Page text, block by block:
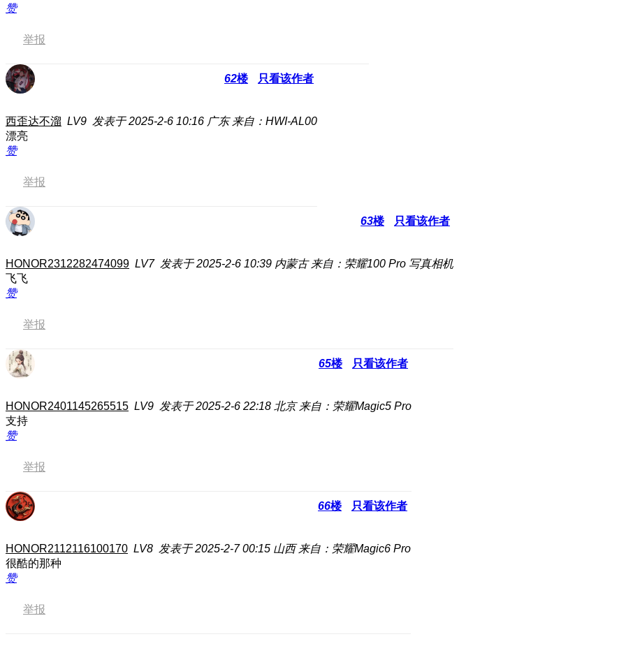
赞
举报
62楼 只看该作者
西歪达不溜 LV9 发表于 2025-2-6 10:16 广东 来自：HWI-AL00
漂亮
赞
举报
63楼 只看该作者
HONOR2312282474099 LV7 发表于 2025-2-6 10:39 内蒙古 来自：荣耀100 Pro 写真相机
飞飞
赞
举报
65楼 只看该作者
HONOR2401145265515 LV9 发表于 2025-2-6 22:18 北京 来自：荣耀Magic5 Pro
支持
赞
举报
66楼 只看该作者
HONOR2112116100170 LV8 发表于 2025-2-7 00:15 山西 来自：荣耀Magic6 Pro
很酷的那种
赞
举报